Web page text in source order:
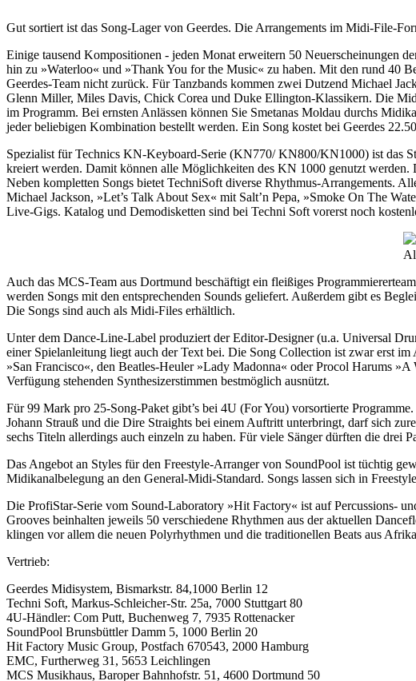
Gut sortiert ist das Song-Lager von Geerdes. Die Arrangements im Midi-File-
Einige tausend Kompositionen - jeden Monat erweitern 50 Neuerscheinungen
hin zu »Waterloo« und »Thank You for the Music« zu haben. Mit den rund 40
Geerdes-Team nicht zurück. Für Tanzbands kommen zwei Dutzend Michael
Glenn Miller, Miles Davis, Chick Corea und Duke Ellington-Klassikern. Die
im Programm. Bei ernsten Anlässen können Sie Smetanas Moldau durchs
jeder beliebigen Kombination bestellt werden. Ein Song kostet bei Geerdes
Spezialist für Technics KN-Keyboard-Serie (KN770/ KN800/KN1000) ist das
kreiert werden. Damit können alle Möglichkeiten des KN 1000 genutzt
Neben kompletten Songs bietet TechniSoft diverse Rhythmus-Arrangements.
Michael Jackson, »Let’s Talk About Sex« mit Salt’n Pepa, »Smoke On The
Live-Gigs. Katalog und Demodisketten sind bei Techni Soft vorerst noch
Auch das MCS-Team aus Dortmund beschäftigt ein fleißiges
werden Songs mit den entsprechenden Sounds geliefert. Außerdem gibt es
Die Songs sind auch als Midi-Files erhältlich.
Unter dem Dance-Line-Label produziert der Editor-Designer (u.a. Universal
einer Spielanleitung liegt auch der Text bei. Die Song Collection ist zwar erst
»San Francisco«, den Beatles-Heuler »Lady Madonna« oder Procol Harums
Verfügung stehenden Synthesizerstimmen bestmöglich ausnützt.
Für 99 Mark pro 25-Song-Paket gibt’s bei 4U (For You) vorsortierte
Johann Strauß und die Dire Straights bei einem Auftritt unterbringt, darf sich
sechs Titeln allerdings auch einzeln zu haben. Für viele Sänger dürften die drei
Das Angebot an Styles für den Freestyle-Arranger von SoundPool ist tüchtig
Midikanalbelegung an den General-Midi-Standard. Songs lassen sich in
Die ProfiStar-Serie vom Sound-Laboratory »Hit Factory« ist auf Percussions-
Grooves beinhalten jeweils 50 verschiedene Rhythmen aus der aktuellen
klingen vor allem die neuen Polyrhythmen und die traditionellen Beats aus
Vertrieb:
Geerdes Midisystem, Bismarkstr. 84,1000 Berlin 12
Techni Soft, Markus-Schleicher-Str. 25a, 7000 Stuttgart 80
4U-Händler: Com Putt, Buchenweg 7, 7935 Rottenacker
SoundPool Brunsbüttler Damm 5, 1000 Berlin 20
Hit Factory Music Group, Postfach 670543, 2000 Hamburg
EMC, Furtherweg 31, 5653 Leichlingen
MCS Musikhaus, Baroper Bahnhofstr. 51, 4600 Dortmund 50